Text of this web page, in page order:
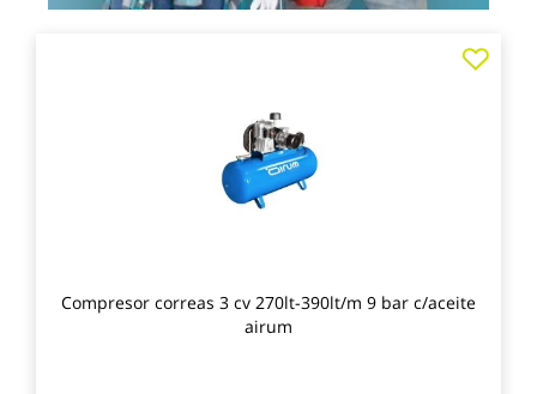
Compresor correas 3 cv 270lt-390lt/m 9 bar c/aceite
airum